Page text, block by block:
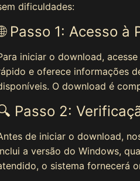
dificuldades:
Passo 1: Acesso à
iniciar o download,
e oferece informações
O download é
Passo 2:
de iniciar o download,
a versão do Windows,
o sistema fornecerá